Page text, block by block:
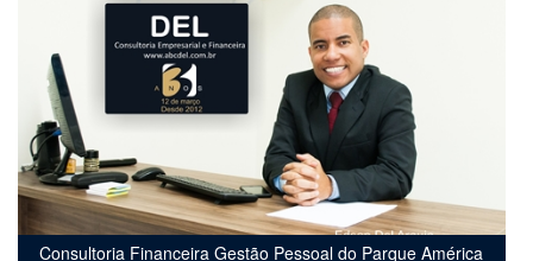
Consultoria Financeira Gestão Pessoal do Parque América